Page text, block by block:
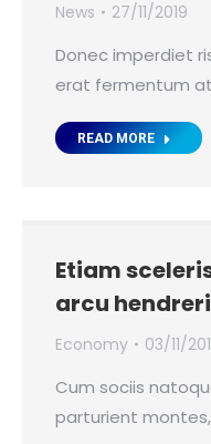
News 27/11/2019
Donec imperdiet
erat fermentum
READ MORE
Etiam
arcu
Economy 03/11/
Cum sociis
parturient